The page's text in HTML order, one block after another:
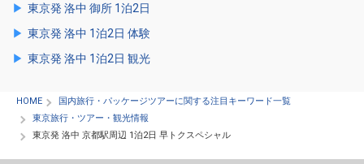
東京発 洛中 御所 1泊2日
東京発 洛中 1泊2日 体験
東京発 洛中 1泊2日 観光
HOME
国内旅行・パッケージツアーに関する注目キーワード一覧
東京旅行・ツアー・観光情報
東京発 洛中 京都駅周辺 1泊2日 早トクスペシャル